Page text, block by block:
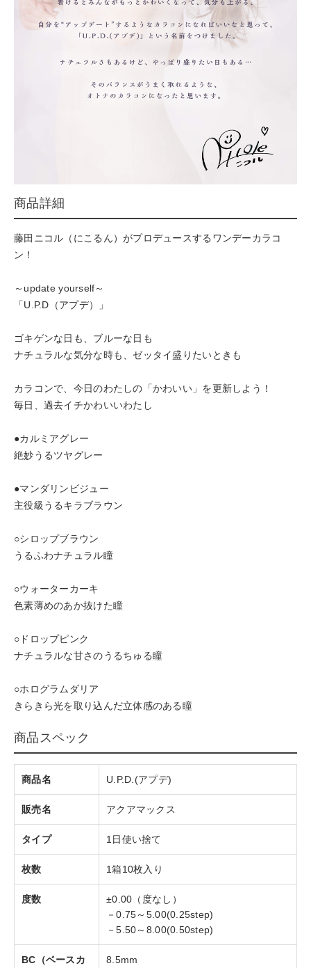
商品詳細
藤田ニコル（にこるん）がプロデュースするワンデーカラコ
ン！
～update yourself～
「U.P.D（アプデ）」
ゴキゲンな日も、ブルーな日も
ナチュラルな気分な時も、ゼッタイ盛りたいときも
カラコンで、今日のわたしの「かわいい」を更新しよう！
毎日、過去イチかわいいわたし
●カルミアグレー
絶妙うるツヤグレー
●マンダリンビジュー
主役級うるキラブラウン
○シロップブラウン
うるふわナチュラル瞳
○ウォーターカーキ
色素薄めのあか抜けた瞳
○ドロップピンク
ナチュラルな甘さのうるちゅる瞳
○ホログラムダリア
きらきら光を取り込んだ立体感のある瞳
商品スペック
商品名 U.P.D.(アプデ)
販売名 アクアマックス
タイプ 1日使い捨て
枚数 1箱10枚入り
度数
±0.00（度なし）
－0.75～5.00(0.25step)
－5.50～8.00(0.50step)
BC（ベースカ
8.5mm